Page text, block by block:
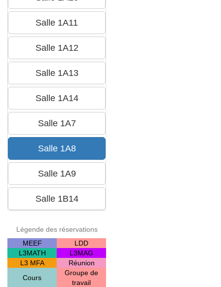
Légende des réservations
MEEF
LDD
L3MATH
L3MAG
L3 MFA
Réunion
Cours
Groupe de
travail